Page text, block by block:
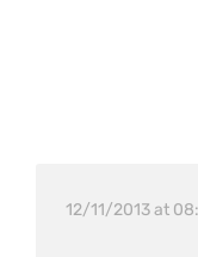
12/11/2013 at